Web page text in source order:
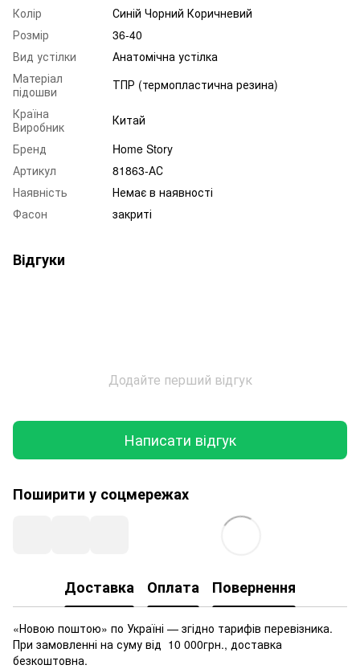
Колір
Синій Чорний Коричневий
Розмір
36-40
Вид устілки
Анатомічна устілка
Матеріал
підошви
ТПР (термопластична резина)
Країна
Виробник
Китай
Бренд
Home Story
Артикул
81863-АС
Наявність
Немає в наявності
Фасон
закриті
Відгуки
Додайте перший відгук
Написати відгук
Поширити у соцмережах
Доставка Оплата Повернення
«Новою поштою» по Україні — згідно тарифів перевізника.
При замовленні на суму від 10 000грн., доставка
безкоштовна.